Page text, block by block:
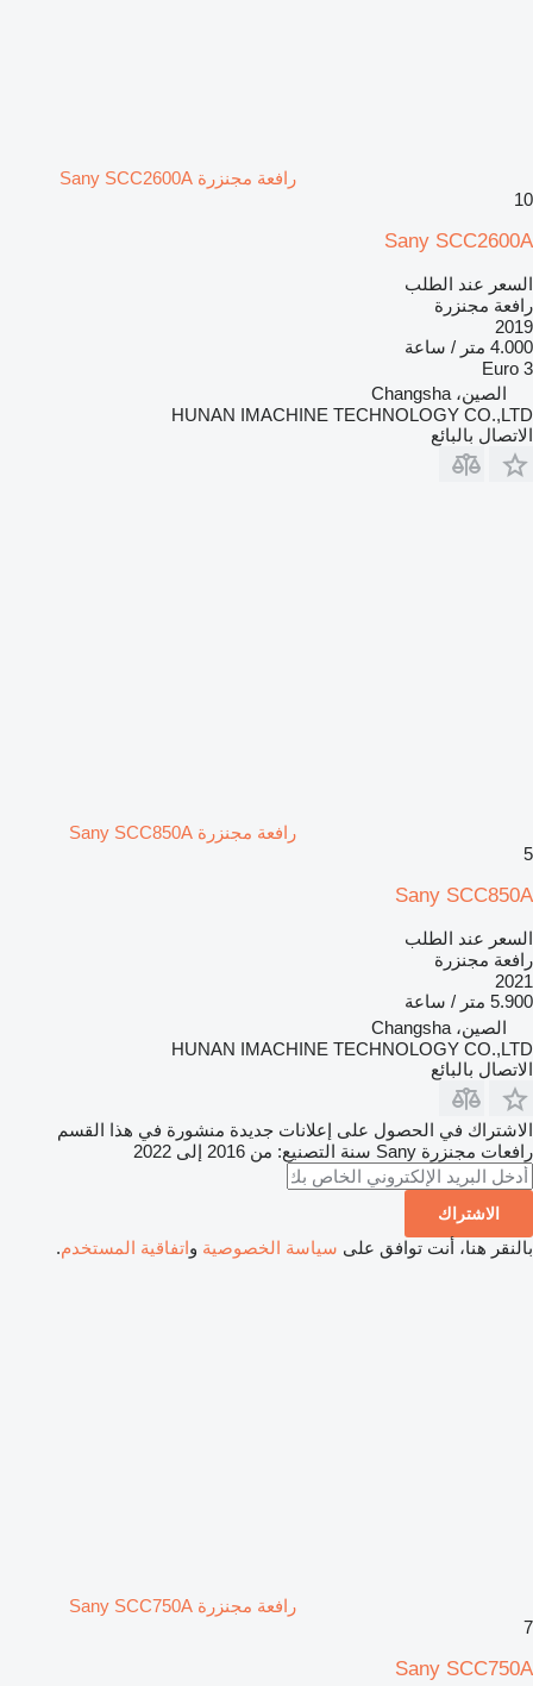
رافعة مجنزرة Sany SCC2600A
10
Sany SCC2600A
السعر عند الطلب
رافعة مجنزرة
2019
4.000 متر / ساعة
Euro 3
الصين، Changsha
HUNAN IMACHINE TECHNOLOGY CO.,LTD
الاتصال بالبائع
رافعة مجنزرة Sany SCC850A
5
Sany SCC850A
السعر عند الطلب
رافعة مجنزرة
2021
5.900 متر / ساعة
الصين، Changsha
HUNAN IMACHINE TECHNOLOGY CO.,LTD
الاتصال بالبائع
الاشتراك في الحصول على إعلانات جديدة منشورة في هذا القسم
رافعات مجنزرة Sany سنة التصنيع: من 2016 إلى 2022
الاشتراك
بالنقر هنا، أنت توافق على سياسة الخصوصية واتفاقية المستخدم.
رافعة مجنزرة Sany SCC750A
7
Sany SCC750A